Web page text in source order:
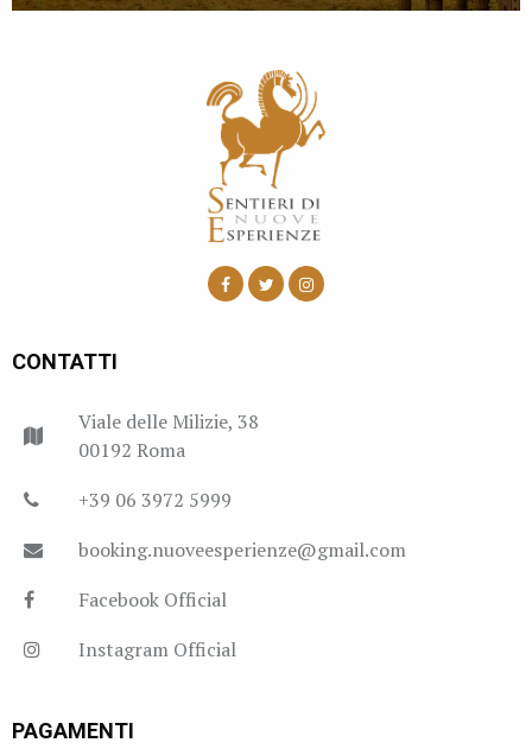
CONTATTI
Viale delle Milizie, 38
00192 Roma
+39 06 3972 5999
booking.nuoveesperienze@gmail.com
Facebook Official
Instagram Official
PAGAMENTI